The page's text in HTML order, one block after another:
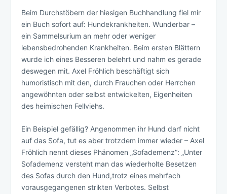
Beim Durchstöbern der hiesigen Buchhandlung fiel mir
ein Buch sofort auf: Hundekrankheiten. Wunderbar –
ein Sammelsurium an mehr oder weniger
lebensbedrohenden Krankheiten. Beim ersten Blättern
wurde ich eines Besseren belehrt und nahm es gerade
deswegen mit. Axel Fröhlich beschäftigt sich
humoristisch mit den, durch Frauchen oder Herrchen
angewöhnten oder selbst entwickelten, Eigenheiten
des heimischen Fellviehs.
Ein Beispiel gefällig? Angenommen ihr Hund darf nicht
auf das Sofa, tut es aber trotzdem immer wieder – Axel
Fröhlich nennt dieses Phänomen „Sofademenz“: „Unter
Sofademenz versteht man das wiederholte Besetzen
des Sofas durch den Hund,trotz eines mehrfach
vorausgegangenen strikten Verbotes. Selbst